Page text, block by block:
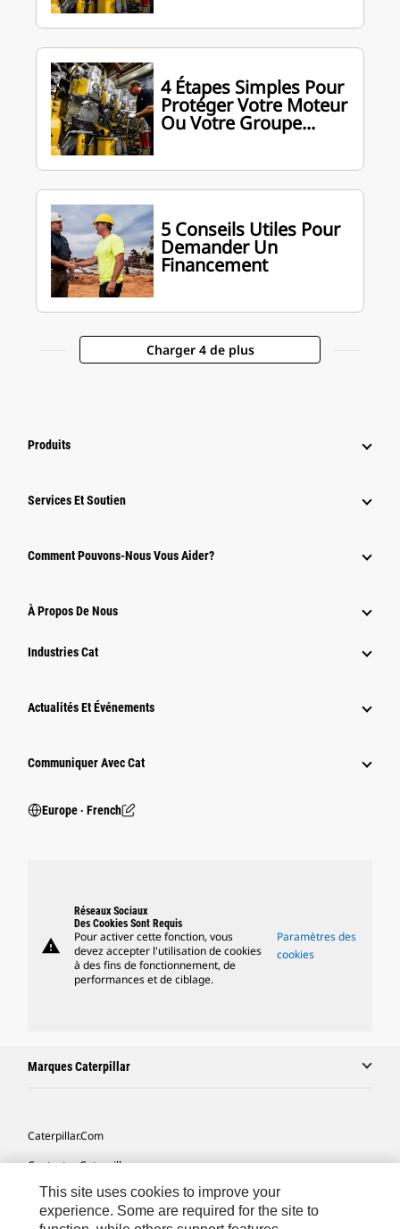
4 Étapes Simples Pour
Protéger Votre Moteur
Ou Votre Groupe...
5 Conseils Utiles Pour
Demander Un
Financement
Charger 4 de plus
Produits
Services Et Soutien
Comment Pouvons-Nous Vous Aider?
À Propos De Nous
Industries Cat
Actualités Et Événements
Communiquer Avec Cat
Europe ‧ French
warning
Réseaux Sociaux
Des Cookies Sont Requis
Pour activer cette fonction, vous
devez accepter l'utilisation de cookies
à des fins de fonctionnement, de
performances et de ciblage.
Paramètres des
cookies
Marques Caterpillar
Caterpillar.com
Contacter Caterpillar
Mes Préférences Marketing
Plan Du Site
This site uses cookies to improve your
experience. Some are required for the site to